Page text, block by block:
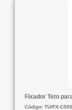
Fixador Teto
Código: TU/FX-